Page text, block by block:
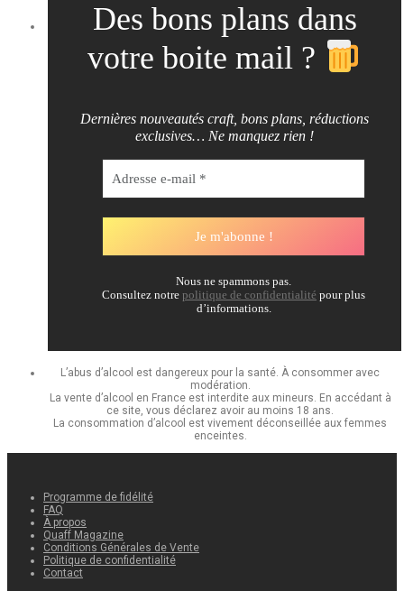
Des bons plans dans
votre boite mail ?
Dernières nouveautés craft, bons plans, réductions
exclusives… Ne manquez rien !
Nous ne spammons pas.
Consultez notre politique de confidentialité pour plus
d’informations.
L’abus d’alcool est dangereux pour la santé. À consommer avec
modération.
La vente d’alcool en France est interdite aux mineurs. En accédant à
ce site, vous déclarez avoir au moins 18 ans.
La consommation d’alcool est vivement déconseillée aux femmes
enceintes.
Programme de fidélité
FAQ
À propos
Quaff Magazine
Conditions Générales de Vente
Politique de confidentialité
Contact